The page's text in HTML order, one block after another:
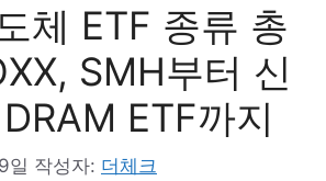
체 ETF 종류 총
SMH부터 신
ETF까지
일 작성자: 더체크